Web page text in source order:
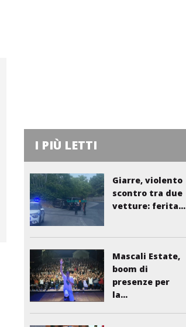
I PIÙ LETTI
Giarre, violento
scontro tra due
vetture: ferita...
Mascali Estate,
boom di
presenze per
la...